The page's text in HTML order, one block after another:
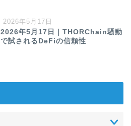
2026年5月17日
2026年5月17日｜THORChain騒動
で試されるDeFiの信頼性